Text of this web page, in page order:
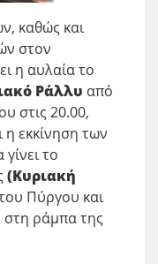
καθώς και
στον
η αυλαία το
Ράλλυ από
στις 20.00,
η εκκίνηση των
το
(Κυριακή
Πύργου και
στη ράμπα της